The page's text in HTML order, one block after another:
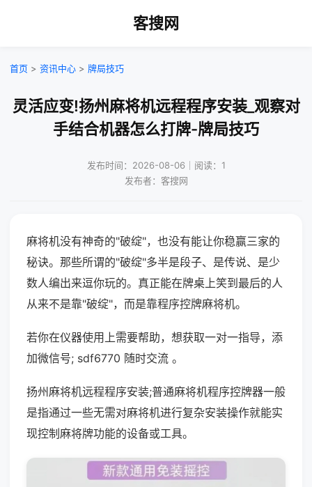
客搜网
首页 > 资讯中心 > 牌局技巧
灵活应变!扬州麻将机远程程序安装_观察对
手结合机器怎么打牌-牌局技巧
发布时间：2026-08-06｜阅读：1
发布者：客搜网
麻将机没有神奇的"破绽"，也没有能让你稳赢三家的
秘诀。那些所谓的"破绽"多半是段子、是传说、是少
数人编出来逗你玩的。真正能在牌桌上笑到最后的人
从来不是靠"破绽"，而是靠程序控牌麻将机。
若你在仪器使用上需要帮助，想获取一对一指导，添
加微信号; sdf6770 随时交流 。
扬州麻将机远程程序安装;普通麻将机程序控牌器一般
是指通过一些无需对麻将机进行复杂安装操作就能实
现控制麻将牌功能的设备或工具。